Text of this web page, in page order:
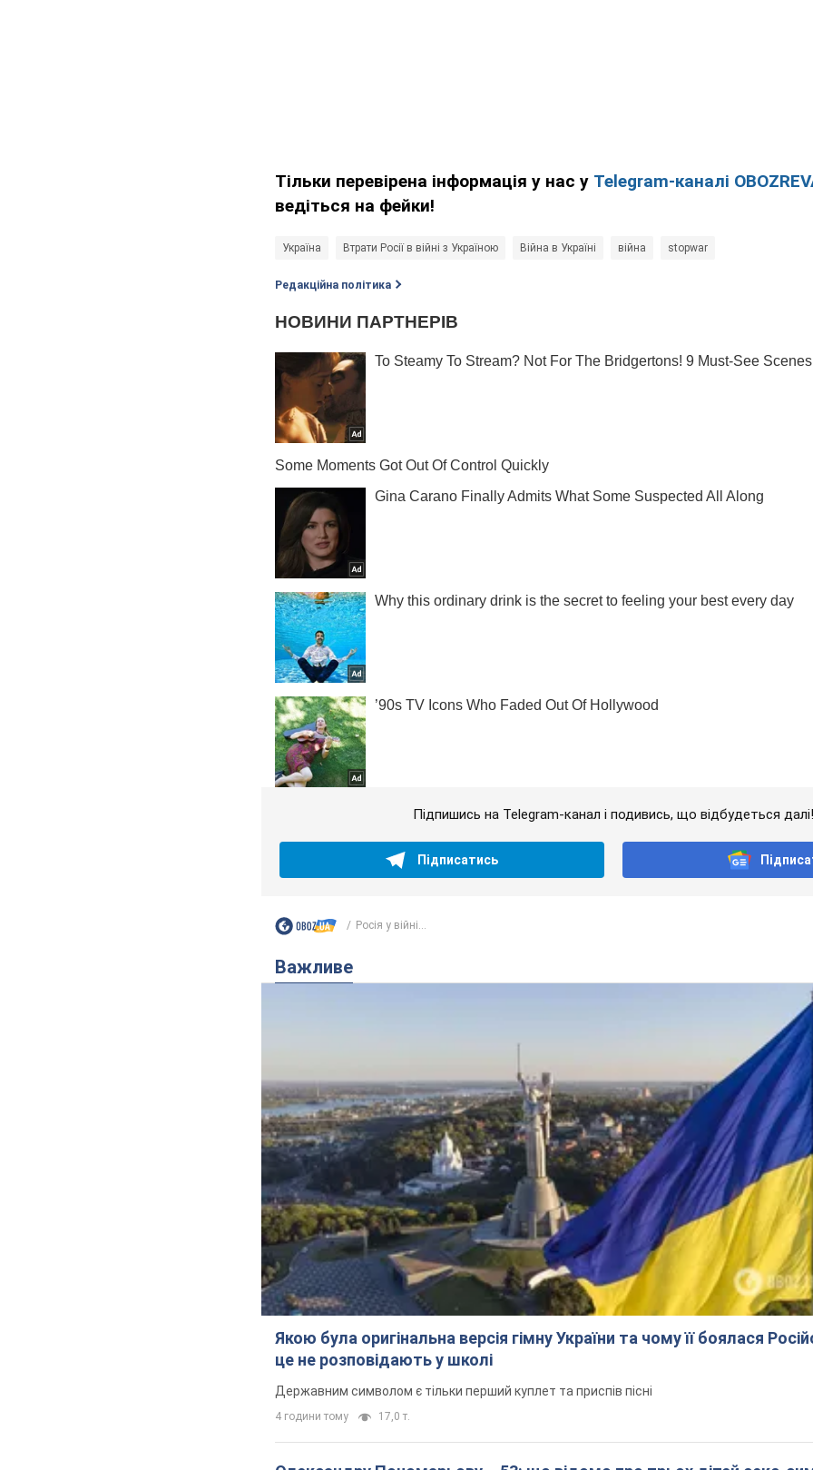
Тільки перевірена інформація у нас у Telegram-каналі
ведіться на фейки!
Україна Втрати Росії в війні з Україною Війна в Україні війна stopwar
Редакційна політика
Підпишись на Telegram-канал і подивись, що відбудеться далі!
Підписатись
Росія у війні...
Важливе
Якою була оригінальна версія гімну України та чому її боялася
це не розповідають у школі
Державним символом є тільки перший куплет та приспів пісні
4 години тому 17,0 т.